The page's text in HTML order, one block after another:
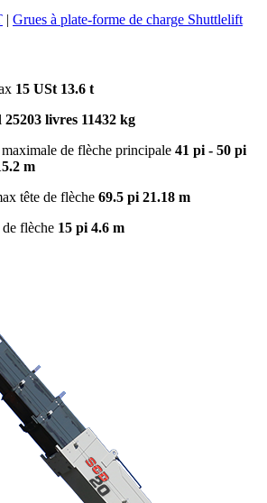
| Grues à plate-forme de charge Shuttlelift
15 USt 13.6 t
25203 livres 11432 kg
de flèche principale 41 pi - 50 pi
m
tête de flèche 69.5 pi 21.18 m
flèche 15 pi 4.6 m